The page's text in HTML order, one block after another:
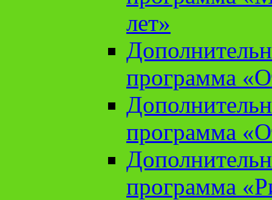
лет»
программа
программа
программа